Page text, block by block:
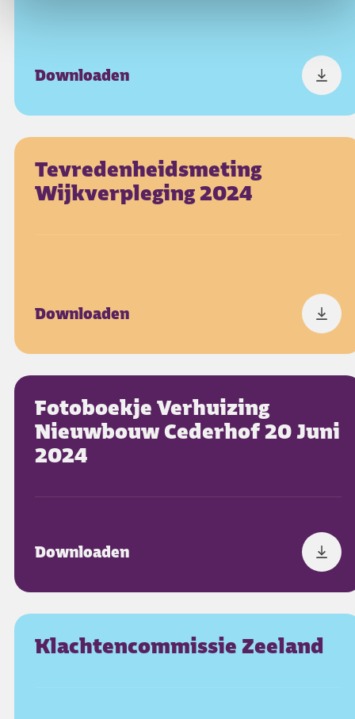
Downloaden
Tevredenheidsmeting
Wijkverpleging 2024
Downloaden
Fotoboekje Verhuizing
Nieuwbouw Cederhof 20 Juni
2024
Downloaden
Klachtencommissie Zeeland